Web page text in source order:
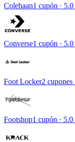
Colehaan1 cupón ·
Converse1 cupón ·
Foot Locker2 cupones
Footshop1 cupón ·